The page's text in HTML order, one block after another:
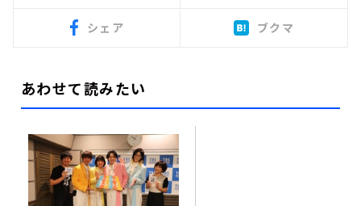
シェア ブクマ
あわせて読みたい